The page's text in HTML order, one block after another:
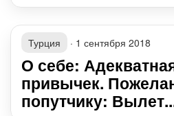
Турция · 1 сентября 2018
О себе:
привычек.
попутчику: